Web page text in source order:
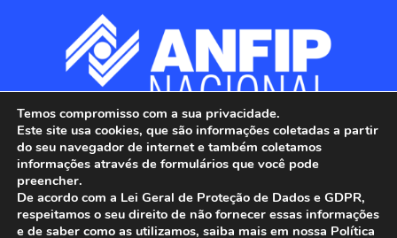
Temos compromisso com a sua privacidade.
Este site usa cookies, que são informações coletadas a partir
do seu navegador de internet e também coletamos
informações através de formulários que você pode
preencher.
De acordo com a Lei Geral de Proteção de Dados e GDPR,
respeitamos o seu direito de não fornecer essas informações
e de saber como as utilizamos, saiba mais em nossa Política